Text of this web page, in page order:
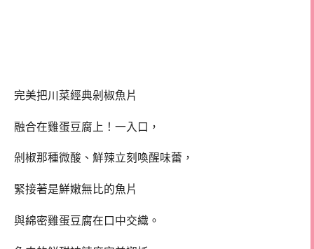
完美把川菜經典剁椒魚片
融合在雞蛋豆腐上！一入口，
剁椒那種微酸、鮮辣立刻喚醒味蕾，
緊接著是鮮嫩無比的魚片
與綿密雞蛋豆腐在口中交織。